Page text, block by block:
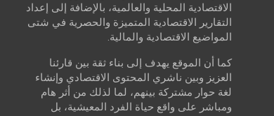
الاقتصادية المحلية والعالمية، بالإضافة إلى إعداد
التقارير الاقتصادية المتميزة والحصرية في شتى
المواضيع الاقتصادية والمالية.
كما أن الموقع يهدف إلى بناء ثقة بين قارئنا
العزيز وبين ناشري المحتوى الاقتصادي وإنشاء
لغة حوار مشتركة بينهم، لما لذلك من أثر هام
ومباشر على واقع حياة الفرد المعيشية، بل